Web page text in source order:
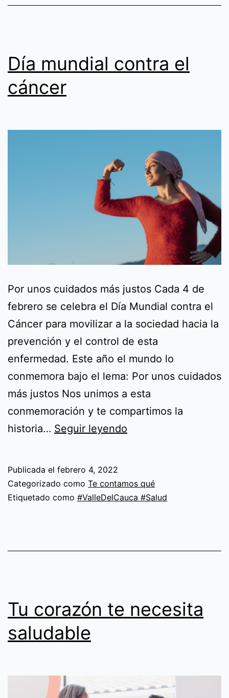
Día mundial contra el
cáncer
Por unos cuidados más justos Cada 4 de
febrero se celebra el Día Mundial contra el
Cáncer para movilizar a la sociedad hacia la
prevención y el control de esta
enfermedad. Este año el mundo lo
conmemora bajo el lema: Por unos cuidados
más justos Nos unimos a esta
conmemoración y te compartimos la
historia… Seguir leyendo
el
cáncer
Publicada el febrero 4, 2022
Categorizado como Te contamos qué
Etiquetado como #ValleDelCauca #Salud
Tu corazón te necesita
saludable